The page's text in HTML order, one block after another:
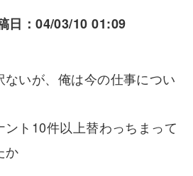
日：04/03/10 01:09
いが、俺は今の仕事につい
ト10件以上替わっちまって
か